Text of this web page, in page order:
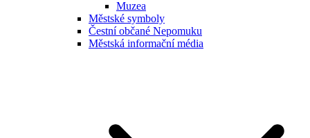
Muzea
Městské symboly
Čestní občané Nepomuku
Městská informační média